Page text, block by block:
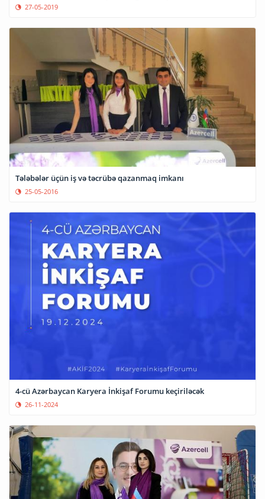
27-05-2019
Tələbələr üçün iş və təcrübə qazanmaq imkanı
25-05-2016
4-cü Azərbaycan Karyera İnkişaf Forumu keçiriləcək
26-11-2024